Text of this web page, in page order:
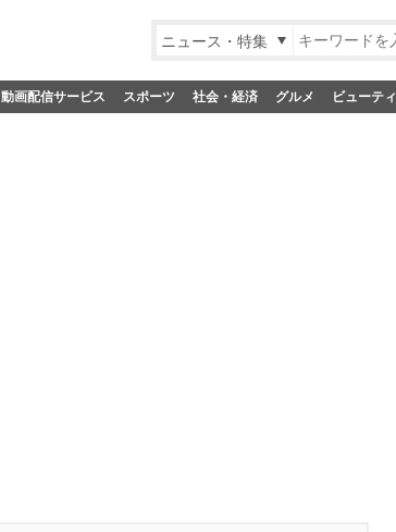
ニュース・特集
動画配信サービス スポーツ 社会・経済 グルメ ビューティ